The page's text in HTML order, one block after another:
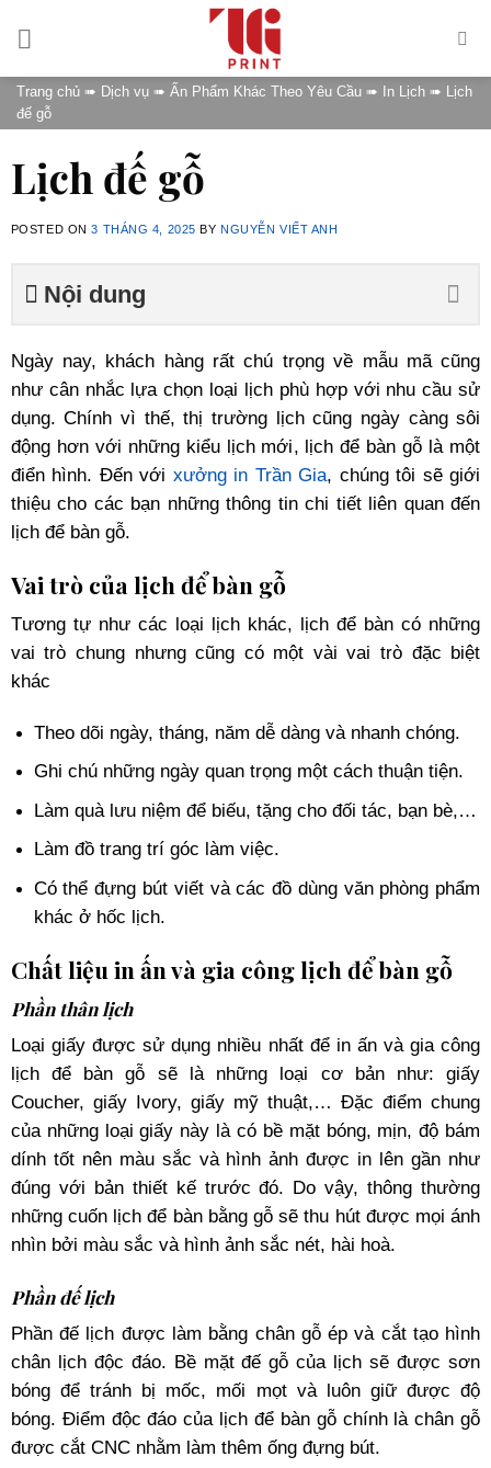
Trang chủ ➠ Dịch vụ ➠ Ấn Phẩm Khác Theo Yêu Cầu ➠ In Lịch ➠ Lịch
đế gỗ
Lịch đế gỗ
POSTED ON3 THÁNG 4, 2025 BY NGUYỄN VIẾT ANH
Nội dung
Ngày nay, khách hàng rất chú trọng về mẫu mã cũng
như cân nhắc lựa chọn loại lịch phù hợp với nhu cầu sử
dụng. Chính vì thế, thị trường lịch cũng ngày càng sôi
động hơn với những kiểu lịch mới, lịch để bàn gỗ là một
điển hình. Đến với xưởng in Trần Gia, chúng tôi sẽ giới
thiệu cho các bạn những thông tin chi tiết liên quan đến
lịch để bàn gỗ.
Vai trò của lịch để bàn gỗ
Tương tự như các loại lịch khác, lịch để bàn có những
vai trò chung nhưng cũng có một vài vai trò đặc biệt
khác
Theo dõi ngày, tháng, năm dễ dàng và nhanh chóng.
Ghi chú những ngày quan trọng một cách thuận tiện.
Làm quà lưu niệm để biếu, tặng cho đối tác, bạn bè,…
Làm đồ trang trí góc làm việc.
Có thể đựng bút viết và các đồ dùng văn phòng phẩm
khác ở hốc lịch.
Chất liệu in ấn và gia công lịch để bàn gỗ
Phần thân lịch
Loại giấy được sử dụng nhiều nhất để in ấn và gia công
lịch để bàn gỗ sẽ là những loại cơ bản như: giấy
Coucher, giấy Ivory, giấy mỹ thuật,… Đặc điểm chung
của những loại giấy này là có bề mặt bóng, mịn, độ bám
dính tốt nên màu sắc và hình ảnh được in lên gần như
đúng với bản thiết kế trước đó. Do vậy, thông thường
những cuốn lịch để bàn bằng gỗ sẽ thu hút được mọi ánh
nhìn bởi màu sắc và hình ảnh sắc nét, hài hoà.
Phần đế lịch
Phần đế lịch được làm bằng chân gỗ ép và cắt tạo hình
chân lịch độc đáo. Bề mặt đế gỗ của lịch sẽ được sơn
bóng để tránh bị mốc, mối mọt và luôn giữ được độ
bóng. Điểm độc đáo của lịch để bàn gỗ chính là chân gỗ
được cắt CNC nhằm làm thêm ống đựng bút.